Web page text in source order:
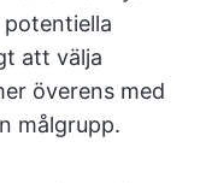
att välja
överens med
målgrupp.